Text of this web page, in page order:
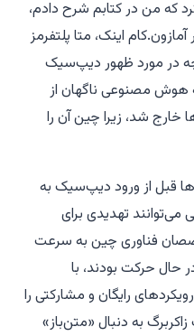
که من در کتابم شرح دادم،
اینک، متا پلتفرمز
در مورد ظهور دیپ‌سیک
هوش مصنوعی ناگهان از
خارج شد، زیرا چین آن را
قبل از ورود دیپ‌سیک به
تهدیدی برای
فناوری چین به سرعت
حرکت بودند، با
رایگان و مشارکتی را
زاکربرگ به دنبال «متن‌باز»